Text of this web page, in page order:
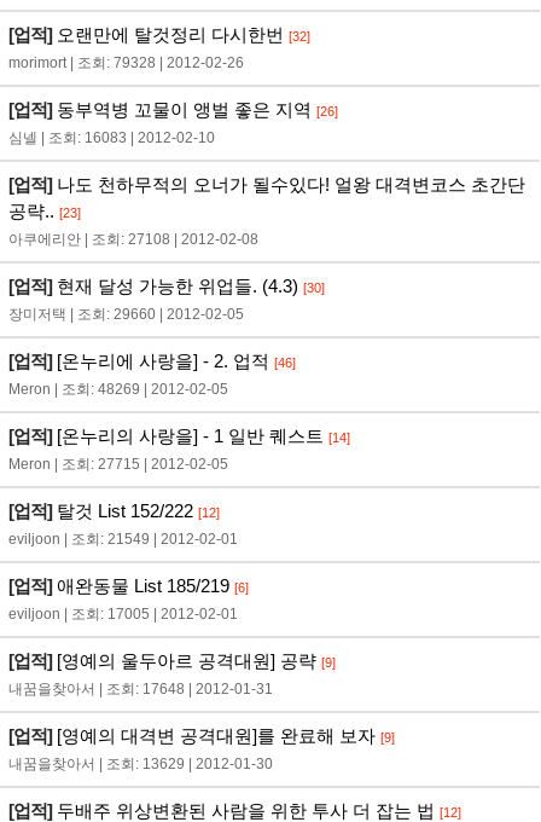
[업적]오랜만에 탈것정리 다시한번 [32]
morimort | 조회: 79328 | 2012-02-26
[업적]동부역병 꼬물이 앵벌 좋은 지역 [26]
심넬 | 조회: 16083 | 2012-02-10
[업적]나도 천하무적의 오너가 될수있다! 얼왕 대격변코스 초간단
공략.. [23]
아쿠에리안 | 조회: 27108 | 2012-02-08
[업적]현재 달성 가능한 위업들. (4.3) [30]
장미저택 | 조회: 29660 | 2012-02-05
[업적][온누리에 사랑을] - 2. 업적 [46]
Meron | 조회: 48269 | 2012-02-05
[업적][온누리의 사랑을] - 1 일반 퀘스트 [14]
Meron | 조회: 27715 | 2012-02-05
[업적]탈것 List 152/222 [12]
eviljoon | 조회: 21549 | 2012-02-01
[업적]애완동물 List 185/219 [6]
eviljoon | 조회: 17005 | 2012-02-01
[업적][영예의 울두아르 공격대원] 공략 [9]
내꿈을찾아서 | 조회: 17648 | 2012-01-31
[업적][영예의 대격변 공격대원]를 완료해 보자 [9]
내꿈을찾아서 | 조회: 13629 | 2012-01-30
[업적]두배주 위상변환된 사람을 위한 투사 더 잡는 법 [12]